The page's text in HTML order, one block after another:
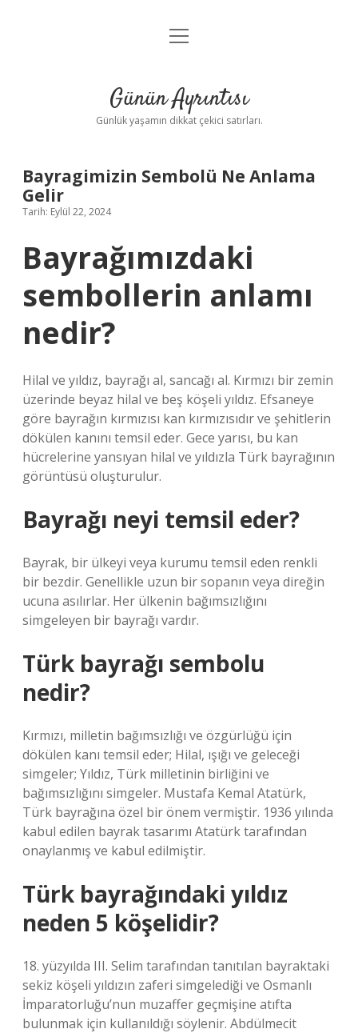
Anasayfa
Yasal Uyarı
menüyü
Günün Ayrıntısı
Günlük yaşamın dikkat çekici satırları.
Bayragimizin Sembolü Ne Anlama
Gelir
Tarih: Eylül 22, 2024
Bayrağımızdaki
sembollerin anlamı
nedir?
Hilal ve yıldız, bayrağı al, sancağı al. Kırmızı bir zemin
üzerinde beyaz hilal ve beş köşeli yıldız. Efsaneye
göre bayrağın kırmızısı kan kırmızısıdır ve şehitlerin
dökülen kanını temsil eder. Gece yarısı, bu kan
hücrelerine yansıyan hilal ve yıldızla Türk bayrağının
görüntüsü oluşturulur.
Bayrağı neyi temsil eder?
Bayrak, bir ülkeyi veya kurumu temsil eden renkli
bir bezdir. Genellikle uzun bir sopanın veya direğin
ucuna asılırlar. Her ülkenin bağımsızlığını
simgeleyen bir bayrağı vardır.
Türk bayrağı sembolu
nedir?
Kırmızı, milletin bağımsızlığı ve özgürlüğü için
dökülen kanı temsil eder; Hilal, ışığı ve geleceği
simgeler; Yıldız, Türk milletinin birliğini ve
bağımsızlığını simgeler. Mustafa Kemal Atatürk,
Türk bayrağına özel bir önem vermiştir. 1936 yılında
kabul edilen bayrak tasarımı Atatürk tarafından
onaylanmış ve kabul edilmiştir.
Türk bayrağındaki yıldız
neden 5 köşelidir?
18. yüzyılda III. Selim tarafından tanıtılan bayraktaki
sekiz köşeli yıldızın zaferi simgelediği ve Osmanlı
İmparatorluğu’nun muzaffer geçmişine atıfta
bulunmak için kullanıldığı söylenir. Abdülmecit